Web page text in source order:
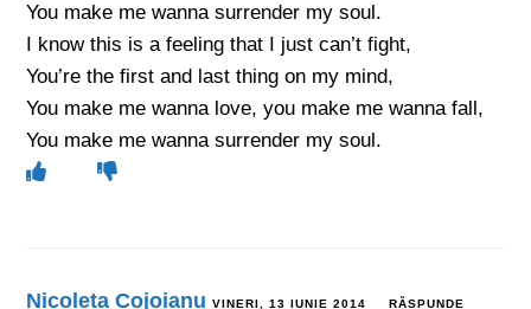
You make me wanna surrender my soul.
I know this is a feeling that I just can’t fight,
You’re the first and last thing on my mind,
You make me wanna love, you make me wanna fall,
You make me wanna surrender my soul.
Nicoleta Cojoianu VINERI, 13 IUNIE 2014 RĂSPUNDE